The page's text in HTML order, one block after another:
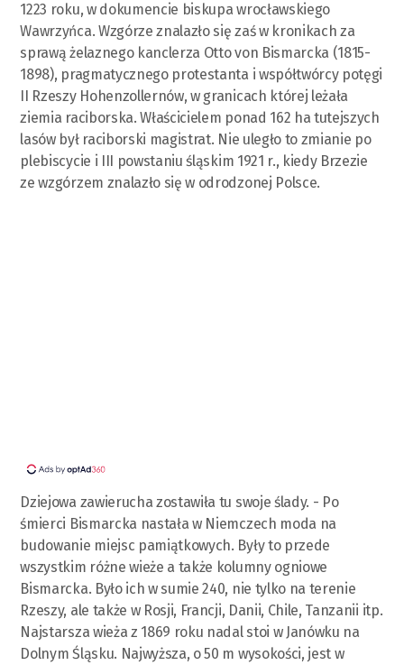
1223 roku, w dokumencie biskupa wrocławskiego
Wawrzyńca. Wzgórze znalazło się zaś w kronikach za
sprawą żelaznego kanclerza Otto von Bismarcka (1815-
1898), pragmatycznego protestanta i współtwórcy potęgi
II Rzeszy Hohenzollernów, w granicach której leżała
ziemia raciborska. Właścicielem ponad 162 ha tutejszych
lasów był raciborski magistrat. Nie uległo to zmianie po
plebiscycie i III powstaniu śląskim 1921 r., kiedy Brzezie
ze wzgórzem znalazło się w odrodzonej Polsce.
Dziejowa zawierucha zostawiła tu swoje ślady. - Po
śmierci Bismarcka nastała w Niemczech moda na
budowanie miejsc pamiątkowych. Były to przede
wszystkim różne wieże a także kolumny ogniowe
Bismarcka. Było ich w sumie 240, nie tylko na terenie
Rzeszy, ale także w Rosji, Francji, Danii, Chile, Tanzanii itp.
Najstarsza wieża z 1869 roku nadal stoi w Janówku na
Dolnym Śląsku. Najwyższa, o 50 m wysokości, jest w